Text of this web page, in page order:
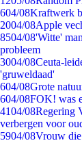
604/08Kraftwerk
2004/08Apple
8504/08'Witte'
probleem
3004/08Ceuta-
'gruweldaad'
604/08Grote
604/08FOK! was
4104/08Regering
verbergen voor
5904/08Vrouw